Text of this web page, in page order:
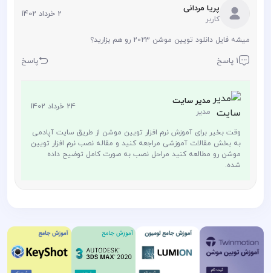
پریا مردانی
کاربر 2 خرداد 1402
میشه فایل دانلود تویین موشن 2023 رو هم بزارید؟
1 پاسخ پاسخ
مدیر سایت
مدیر 24 خرداد 1402
وقت بخیر برای آموزش نرم افزار تویین موشن از طریق سایت آپادمی
به بخش مقالات آموزشی مراجعه کنید و مقاله نصب نرم افزار تویین
موشن رو مطالعه کنید مراحل نصب به صورت کامل توضیح داده
شده.